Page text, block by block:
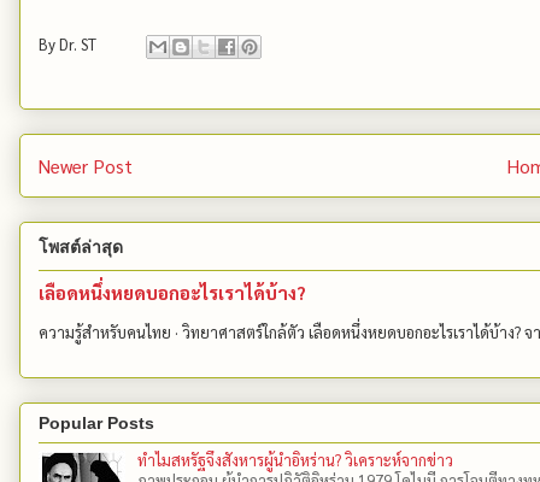
ByDr. ST
Newer Post
โพสต์ล่าสุด
เลือดหนึ่งหยดบอกอะไรเราได้บ้าง?
ความรู้สำหรับคนไทย · วิทยาศาสตร์ใกล้ตัว เลือดหนึ่งหยดบอกอะไรเราได้บ้าง?
Popular Posts
ทำไมสหรัฐจึงสังหารผู้นำอิหร่าน? วิเคราะห์จากข่าว